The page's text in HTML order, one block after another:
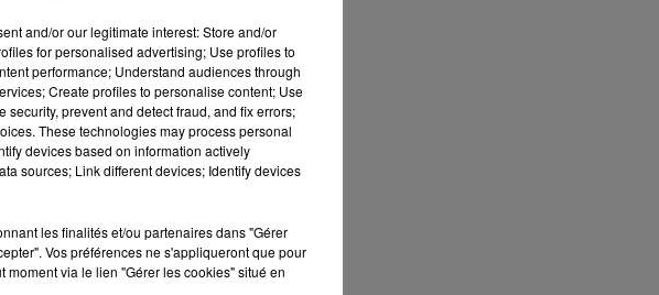
and/or our legitimate interest: Store and/or
for personalised advertising; Use profiles to
performance; Understand audiences through
Create profiles to personalise content; Use
prevent and detect fraud, and fix errors;
These technologies may process personal
devices based on information actively
sources; Link different devices; Identify devices
les finalités et/ou partenaires dans "Gérer
Vos préférences ne s'appliqueront que pour
moment via le lien "Gérer les cookies" situé en